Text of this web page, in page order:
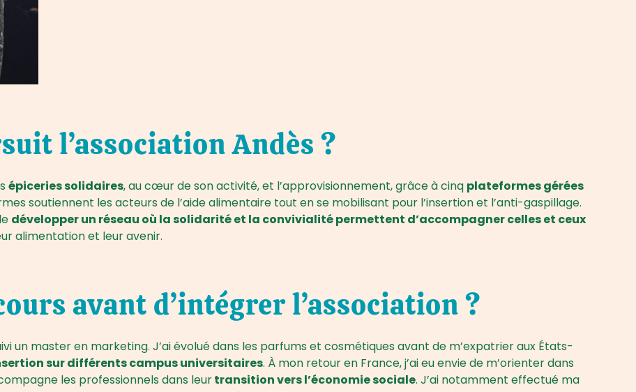
l’association Andès ?
épiceries solidaires, au cœur de son activité, et l’approvisionnement, grâce à cinq plateformes gérées
soutiennent les acteurs de l’aide alimentaire tout en se mobilisant pour l’insertion et l’anti-gaspillage.
développer un réseau où la solidarité et la convivialité permettent d’accompagner celles et ceux
alimentation et leur avenir.
avant d’intégrer l’association ?
un master en marketing. J’ai évolué dans les parfums et cosmétiques avant de m’expatrier aux États-
sur différents campus universitaires. À mon retour en France, j’ai eu envie de m’orienter dans
les professionnels dans leurtransition vers l’économie sociale. J’ai notamment effectué ma